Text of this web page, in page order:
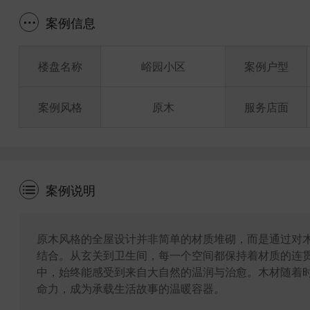
案例信息
楼盘名称
案例风格
峪园小区
原木
案例户型
服务店面
案例说明
原木风格的全屋设计并非简单的材质堆砌，而是通过
结合。从玄关到卫生间，每一个空间都保持着材质的
中，始终能感受到来自大自然的温润与治愈。木材随
命力，成为承载生活故事的温暖容器。